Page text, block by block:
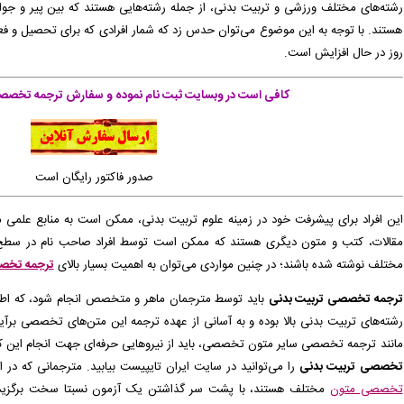
توسط اپراتور بررسی خواهد شد. -
گردید برای دریافت سفارش خود اقدام نمایید. -
توسط اپراتور بررسی خواهد شد. -( پنجشنبه ۰۵/۰۵/۱۵ ۱۴:۲۵:۳۶)
برای شما صادر گردید. -
برای شما صادر گردید. -
رشته‌های مختلف ورزشی و تربیت بدنی، از جمله رشته‌هایی هستند که بین پیر و
هستند. با توجه به این موضوع می‌توان حدس زد که شمار افرادی که برای تحصیل و
روز در حال افزایش است.
کافی است در وبسایت ثبت نام نموده و سفارش ترجمه
صدور فاکتور رایگان است
این افراد برای پیشرفت خود در زمینه‌ علوم تربیت بدنی، ممکن است به منابع علمی
مقالات، کتب و متون دیگری هستند که ممکن است توسط افراد صاحب نام در
مختلف نوشته شده باشند؛ در چنین مواردی می‌توان به اهمیت بسیار بالایترجمه
ترجمه تخصصی تربیت بدنی باید توسط مترجمان ماهر و متخصص انجام شود، که
رشته‌های تربیت بدنی بالا بوده و به آسانی از عهده ترجمه این متن‌های تخصصی
مانند ترجمه تخصصی سایر متون تخصصی، باید از نیروهایی حرفه‌ای جهت انجام این
تخصصی تربیت بدنی را می‌توانید در سایت ایران تایپیست بیابید. مترجمانی که
تخصصی متون مختلف هستند، با پشت سر گذاشتن یک آزمون نسبتا سخت برگزیده